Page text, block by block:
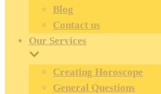
Blog
Contact us
Our Services
Creating Horoscope
General Questions